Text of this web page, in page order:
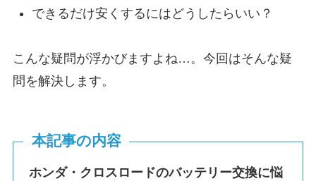
できるだけ安くするにはどうしたらいい？
こんな疑問が浮かびますよね…。今回はそんな疑
問を解決します。
本記事の内容
ホンダ・クロスロードのバッテリー交換に悩